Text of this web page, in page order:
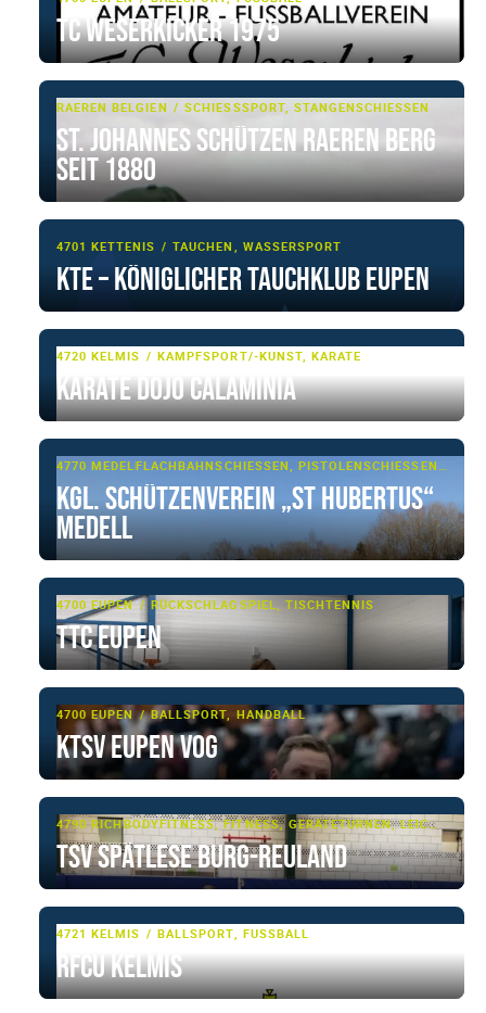
TC Weserkicker 1975
RAEREN BELGIEN SCHIESSSPORT, STANGENSCHIESSEN
St. Johannes Schützen Raeren Berg
seit 1880
4701 KETTENIS TAUCHEN, WASSERSPORT
KTE – Königlicher Tauchklub Eupen
4720 KELMIS KAMPFSPORT/-KUNST, KARATE
Karate Dojo Calaminia
4770 MEDELL
Kgl. Schützenverein „St Hubertus“
Medell
4700 EUPEN RÜCKSCHLAGSPIEL, TISCHTENNIS
TTC Eupen
4700 EUPEN BALLSPORT, HANDBALL
KTSV Eupen VoG
4790 RICHTENBERG BODYFITNESS, FITNESS, GERÄTETURNEN, LEICHTATHLETIK, MULTI-SPORT, TURNEN, TURNEN - BASIS, WALKING
TSV Spätlese Burg-Reuland
4721 KELMIS BALLSPORT, FUSSBALL
RFCU Kelmis